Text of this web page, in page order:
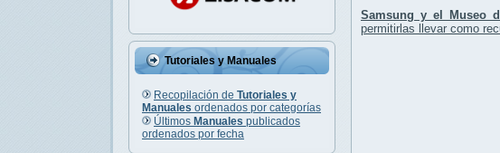
Tutoriales y Manuales
Recopilación de Tutoriales y
Manuales ordenados por categorías
Últimos Manuales publicados
ordenados por fecha
Samsung y el Museo
permitirlas llevar como